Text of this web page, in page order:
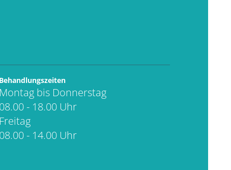
Behandlungszeiten
Montag bis Donnerstag
08.00 - 18.00 Uhr
Freitag
08.00 - 14.00 Uhr